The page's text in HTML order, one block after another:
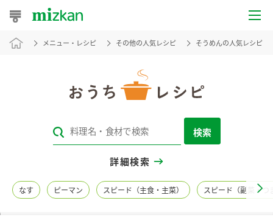
おうちレシピ
レシピカテゴリ一覧
レシピ名特集
メニュー・レシピ その他の人気レシピ そうめんの人気レシピ
検索
詳細検索
なす ピーマン スピード（主食・主菜） スピード（副菜・つ